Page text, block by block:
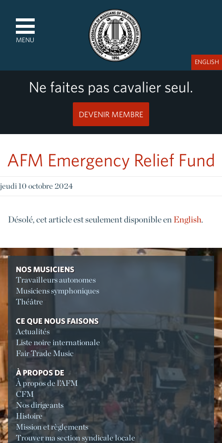
MENU
Ne faites pas cavalier seul.
DEVENIR MEMBRE
ENGLISH
AFM Emergency Relief Fund
jeudi 10 octobre 2024
Désolé, cet article est seulement disponible en English.
NOS MUSICIENS
Travailleurs autonomes
Musiciens symphoniques
Théâtre
CE QUE NOUS FAISONS
Actualités
Liste noire internationale
Fair Trade Music
À PROPOS DE
À propos de l’AFM
CFM
Nos dirigeants
Histoire
Mission et règlements
Trouver ma section syndicale locale